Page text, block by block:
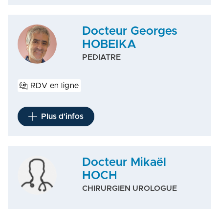
Docteur Georges
HOBEIKA
PEDIATRE
RDV en ligne
Plus d'infos
Docteur Mikaël
HOCH
CHIRURGIEN UROLOGUE